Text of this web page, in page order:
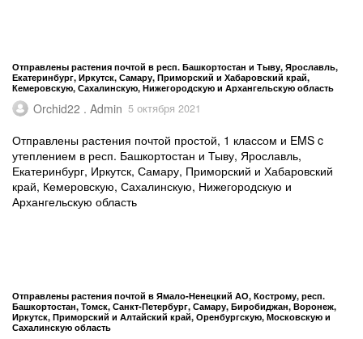
Отправлены растения почтой в респ. Башкортостан и Тыву, Ярославль,
Екатеринбург, Иркутск, Самару, Приморский и Хабаровский край,
Кемеровскую, Сахалинскую, Нижегородскую и Архангельскую область
Orchid22 . Admin 5 октября 2021
Отправлены растения почтой простой, 1 классом и EMS c
утеплением в респ. Башкортостан и Тыву, Ярославль,
Екатеринбург, Иркутск, Самару, Приморский и Хабаровский
край, Кемеровскую, Сахалинскую, Нижегородскую и
Архангельскую область
Отправлены растения почтой в Ямало-Ненецкий АО, Кострому, респ.
Башкортостан, Томск, Санкт-Петербург, Самару, Биробиджан, Воронеж,
Иркутск, Приморский и Алтайский край, Оренбургскую, Московскую и
Сахалинскую область